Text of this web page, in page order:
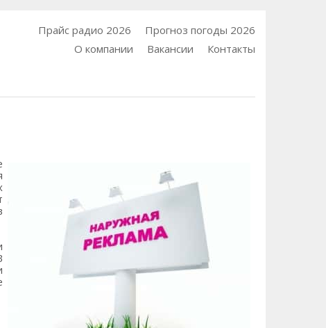
Прайс радио 2026
Прогноз погоды 2026
О компании
Вакансии Контакты